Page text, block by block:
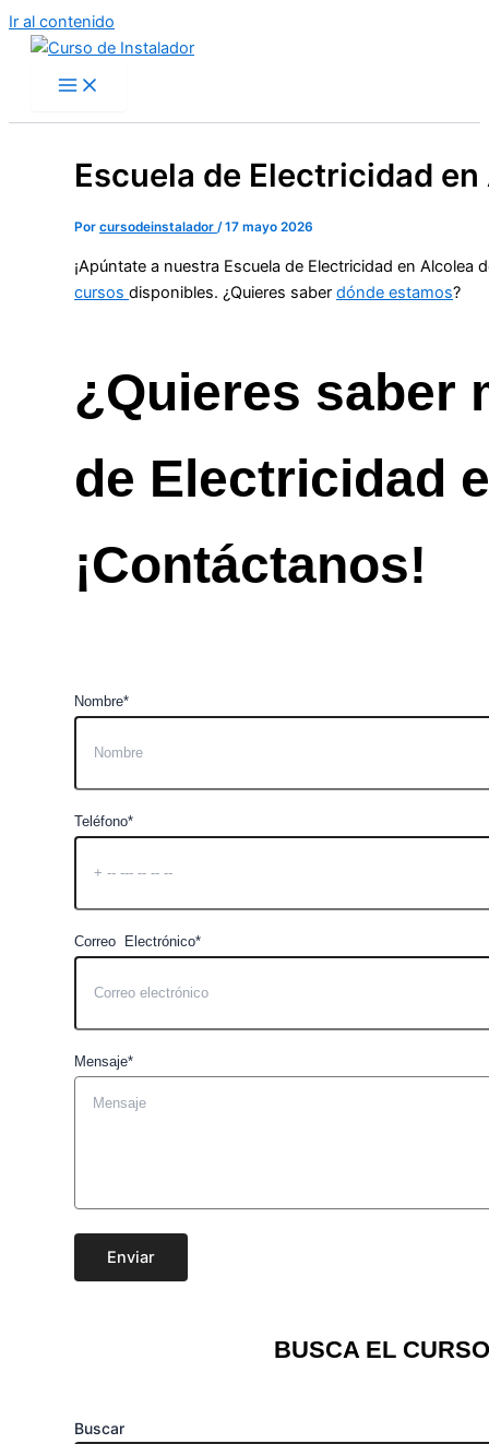
Ir al contenido
Escuela de Electricidad
Por cursodeinstalador /17 mayo 2026
¡Apúntate a nuestra Escuela de Electricidad en Alcolea
cursos disponibles. ¿Quieres saber dónde estamos?
¿Quieres saber
de Electricidad
¡Contáctanos!
Nombre*
Teléfono*
Correo Electrónico*
Mensaje*
Enviar
BUSCA EL
Buscar